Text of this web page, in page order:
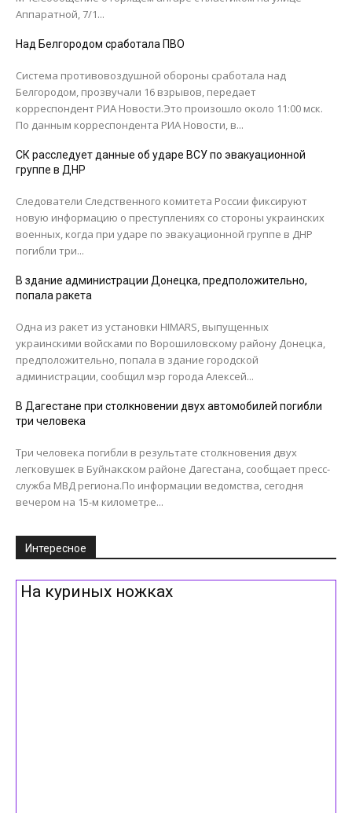
Аппаратной, 7/1...
Над Белгородом сработала ПВО
Система противовоздушной обороны сработала над
Белгородом, прозвучали 16 взрывов, передает
корреспондент РИА Новости.Это произошло около 11:00 мск.
По данным корреспондента РИА Новости, в...
СК расследует данные об ударе ВСУ по эвакуационной
группе в ДНР
Следователи Следственного комитета России фиксируют
новую информацию о преступлениях со стороны украинских
военных, когда при ударе по эвакуационной группе в ДНР
погибли три...
В здание администрации Донецка, предположительно,
попала ракета
Одна из ракет из установки HIMARS, выпущенных
украинскими войсками по Ворошиловскому району Донецка,
предположительно, попала в здание городской
администрации, сообщил мэр города Алексей...
В Дагестане при столкновении двух автомобилей погибли
три человека
Три человека погибли в результате столкновения двух
легковушек в Буйнакском районе Дагестана, сообщает пресс-
служба МВД региона.По информации ведомства, сегодня
вечером на 15-м километре...
Интересное
На куриных ножках